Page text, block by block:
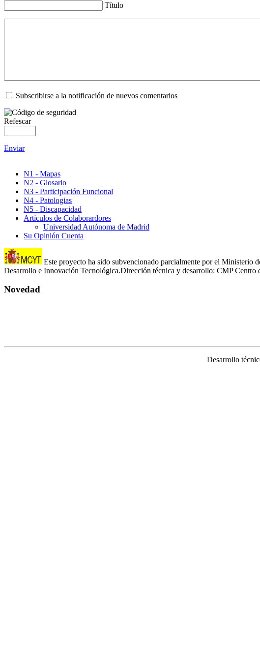
Título
Subscribirse a la notificación de nuevos comentarios
Refescar
Enviar
N1 - Mapas
N2 - Glosario
N3 - Participación Funcional
N4 - Patologias
N5 - Discapacidad
Artículos de Colaborardores
Universidad Autónoma de Madrid
Su Opinión Cuenta
Este proyecto ha sido subvencionado parcialmente por el
Desarrollo e Innovación Tecnológica.Dirección técnica y desarrollo: CMP
Novedad
Desarrollo